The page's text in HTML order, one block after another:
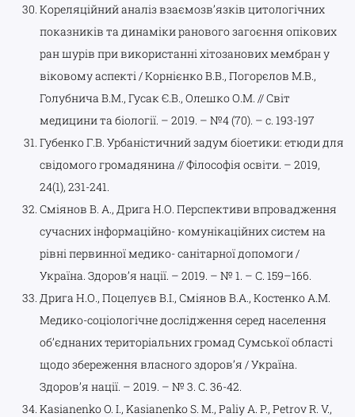
Кореляційний аналіз взаємозв’язків цитологічних
показників та динаміки ранового загоєння опікових
ран шурів при використанні хітозанових мембран у
віковому аспекті / Корнієнко В.В., Погорєлов М.В.,
Голубнича В.М., Гусак Є.В., Олешко О.М. // Світ
медицини та біології. – 2019. – №4 (70). – с. 193-197
Губенко Г.В. Урбаністичний задум біоетики: етюди для
свідомого громадянина // Філософія освіти. – 2019,
24(1), 231-241.
Сміянов В. А., Дрига Н.О. Перспективи впровадження
сучасних інформаційно- комунікаційних систем на
рівні первинної медико- санітарної допомоги /
Україна. Здоров’я нації. – 2019. – № 1. – С. 159–166.
Дрига Н.О., Поцелуєв В.І., Сміянов В.А., Костенко А.М.
Медико-соціологічне дослідження серед населення
об’єднаних територіальних громад Сумської області
щодо збереження власного здоров’я / Україна.
Здоров’я нації. – 2019. – № 3. С. 36-42.
Kasianenko O. I., Kasianenko S. M., Paliy A. P., Petrov R. V.,